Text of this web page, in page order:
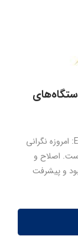
شفافیت مالیاتی مودیان، با استفاده از دستگاه‌های EFD: امروزه نگرانی
اصلاح و
و پیشرفت